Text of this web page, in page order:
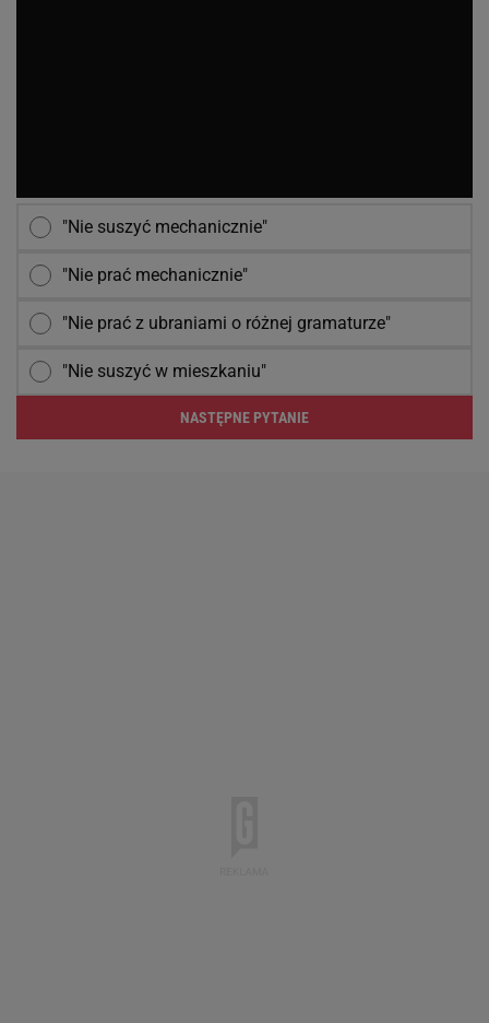
"Nie suszyć mechanicznie"
"Nie prać mechanicznie"
"Nie prać z ubraniami o różnej gramaturze"
"Nie suszyć w mieszkaniu"
NASTĘPNE PYTANIE